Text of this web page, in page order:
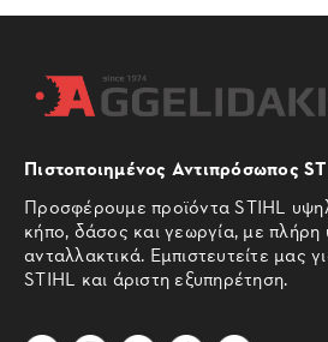
Πιστοποιημένος Αντιπρόσωπος
Προσφέρουμε προϊόντα STIHL
κήπο, δάσος και γεωργία, με πλήρη
ανταλλακτικά. Εμπιστευτείτε μας
STIHL και άριστη εξυπηρέτηση.